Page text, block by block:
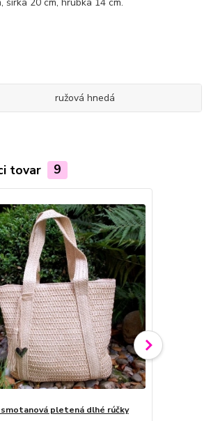
ružová hnedá
tovar 9
pletená dlhé rúčky